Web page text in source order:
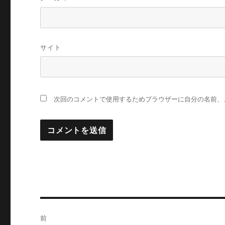
サイト
次回のコメントで使用するためブラウザーに自分の名前
前